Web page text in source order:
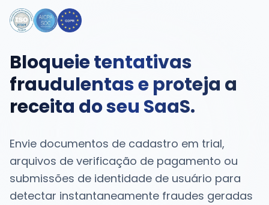
Bloqueie tentativas
fraudulentas e proteja a
receita do seu SaaS.
Envie documentos de cadastro em trial,
arquivos de verificação de pagamento ou
submissões de identidade de usuário para
detectar instantaneamente fraudes geradas